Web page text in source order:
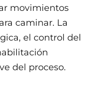
movimientos
caminar. La
el control del
del proceso.